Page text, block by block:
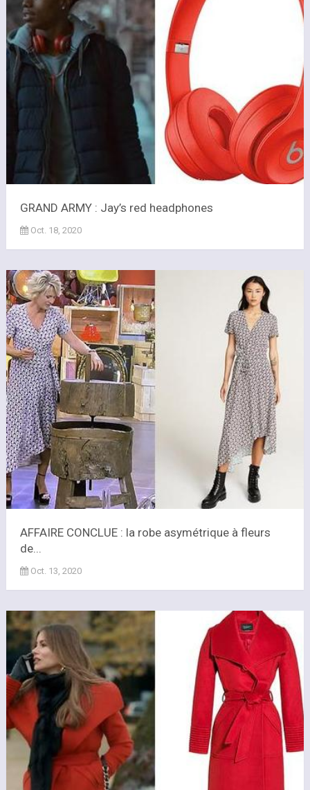
GRAND ARMY : Jay’s red headphones
Oct. 18, 2020
AFFAIRE CONCLUE : la robe asymétrique à fleurs
de...
Oct. 13, 2020